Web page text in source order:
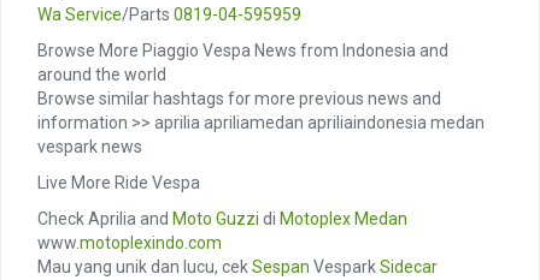
Wa Service/Parts 0819-04-595959
Browse More Piaggio Vespa News from Indonesia and
around the world
Browse similar hashtags for more previous news and
information >> aprilia apriliamedan apriliaindonesia medan
vespark news
Live More Ride Vespa
Check Aprilia and Moto Guzzi di Motoplex Medan
www.motoplexindo.com
Mau yang unik dan lucu, cekSespan VesparkSidecar